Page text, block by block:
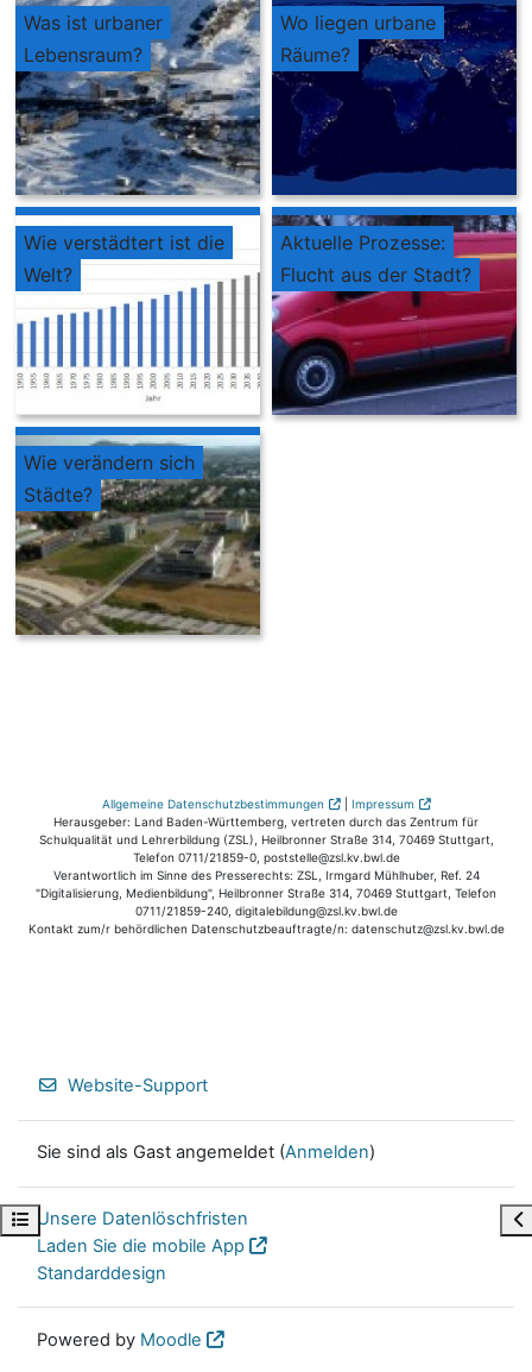
Kursindex öffnen
Was ist urbaner
Lebensraum?
Wo liegen urbane
Räume?
Wie verstädtert ist die
Welt?
Aktuelle Prozesse:
Flucht aus der Stadt?
Wie verändern sich
Städte?
Allgemeine Datenschutzbestimmungen | Impressum
Herausgeber: Land Baden-Württemberg, vertreten durch das Zentrum für
Schulqualität und Lehrerbildung (ZSL), Heilbronner Straße 314, 70469 Stuttgart,
Telefon 0711/21859-0, poststelle@zsl.kv.bwl.de
Verantwortlich im Sinne des Presserechts: ZSL, Irmgard Mühlhuber, Ref. 24
"Digitalisierung, Medienbildung", Heilbronner Straße 314, 70469 Stuttgart, Telefon
0711/21859-240, digitalebildung@zsl.kv.bwl.de
Kontakt zum/r behördlichen Datenschutzbeauftragte/n: datenschutz@zsl.kv.bwl.de
Website-Support
Sie sind als Gast angemeldet (Anmelden)
Unsere Datenlöschfristen
Laden Sie die mobile App
Standarddesign
Powered by Moodle